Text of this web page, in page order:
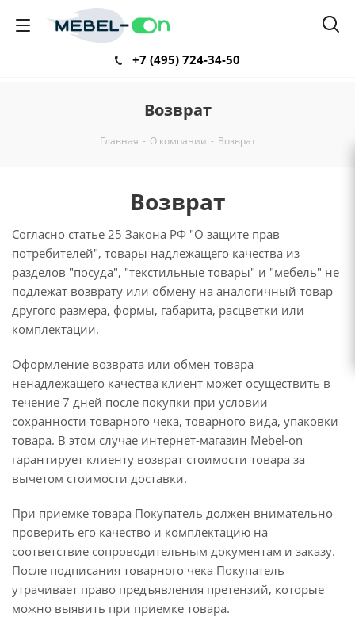
+7 (495) 724-34-50
Возврат
Главная - О компании - Возврат
Возврат
Согласно статье 25 Закона РФ "О защите прав
потребителей", товары надлежащего качества из
разделов "посуда", "текстильные товары" и "мебель" не
подлежат возврату или обмену на аналогичный товар
другого размера, формы, габарита, расцветки или
комплектации.
Оформление возврата или обмен товара
ненадлежащего качества клиент может осуществить в
течение 7 дней после покупки при условии
сохранности товарного чека, товарного вида, упаковки
товара. В этом случае интернет-магазин Mebel-on
гарантирует клиенту возврат стоимости товара за
вычетом стоимости доставки.
При приемке товара Покупатель должен внимательно
проверить его качество и комплектацию на
соответствие сопроводительным документам и заказу.
После подписания товарного чека Покупатель
утрачивает право предъявления претензий, которые
можно выявить при приемке товара.